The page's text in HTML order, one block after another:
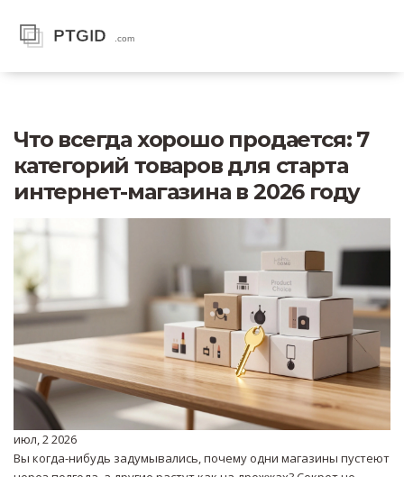
Что всегда хорошо продается: 7
категорий товаров для старта
интернет-магазина в 2026 году
июл, 2 2026
Вы когда-нибудь задумывались, почему одни магазины пустеют